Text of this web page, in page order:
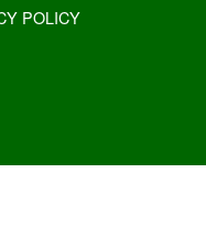
POLICY